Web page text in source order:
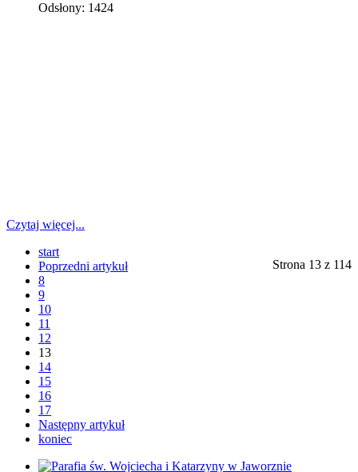
Odsłony: 1424
Czytaj więcej...
Strona 13 z 114
start
Poprzedni artykuł
8
9
10
11
12
13
14
15
16
17
Następny artykuł
koniec